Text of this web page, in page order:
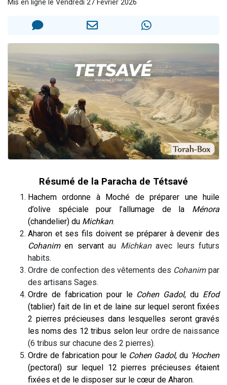
Eli vient de donner son Maasser
2 personnes viennent de faire un don pour Tsédaka : pauvres d'Israel
Mis en ligne le Vendredi 27 Février 2026
Résumé de la Paracha de Tétsavé
Hachem ordonne à Moché de préparer une huile
d’olive spéciale pour l’allumage de la Ménora
(chandelier) du Michkan.
Aharon et ses fils doivent se préparer à devenir des
Cohanimen servantau Michkanavec leurs futurs
habits.
Ordre de confection des vêtements des Cohanimpar
des artisans Sages.
Ordre de fabrication pour leCohen Gadol, du Efod
(tablier) fait de lin et de laine sur lequel seront fixées
2 pierres précieuses dans lesquelles seront gravés
les noms des 12 tribus selon leur ordre de naissance
(6 tribus sur chacune des 2 pierres).
Ordre de fabrication pour le Cohen Gadol, du ‘Hochen
(pectoral) sur lequel 12 pierres précieuses étaient
fixées et de le disposer sur le cœur de Aharon.